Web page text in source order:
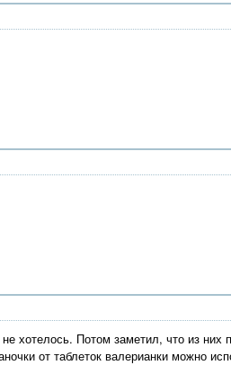
хотелось. Потом заметил, что из них
от таблеток валерианки можно